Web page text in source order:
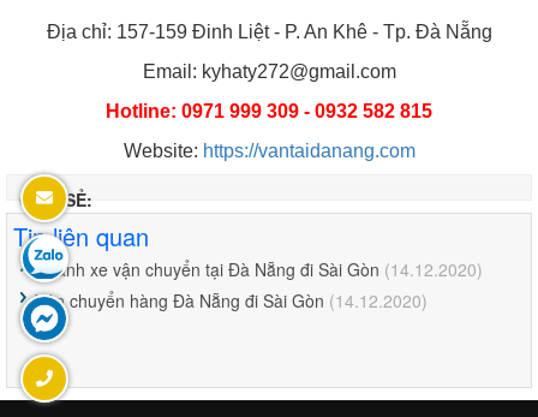
Địa chỉ: 157-159 Đinh Liệt - P. An Khê - Tp. Đà Nẵng
Email: kyhaty272@gmail.com
Hotline: 0971 999 309 - 0932 582 815
Website: https://vantaidanang.com
CHIA SẺ:
Tin liên quan
Chành xe vận chuyển tại Đà Nẵng đi Sài Gòn (14.12.2020)
Vận chuyển hàng Đà Nẵng đi Sài Gòn (14.12.2020)